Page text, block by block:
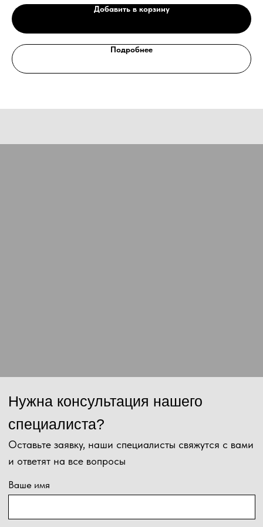
Добавить в корзину
Подробнее
Ваше имя
Оставьте заявку, наши специалисты свяжутся с вами
и ответят на все вопросы